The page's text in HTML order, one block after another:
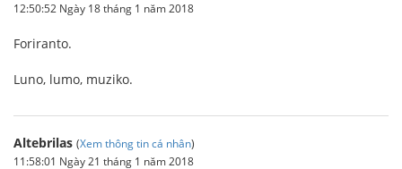
12:50:52 Ngày 18 tháng 1 năm 2018
Foriranto.
Luno, lumo, muziko.
Altebrilas (Xem thông tin cá nhân)
11:58:01 Ngày 21 tháng 1 năm 2018